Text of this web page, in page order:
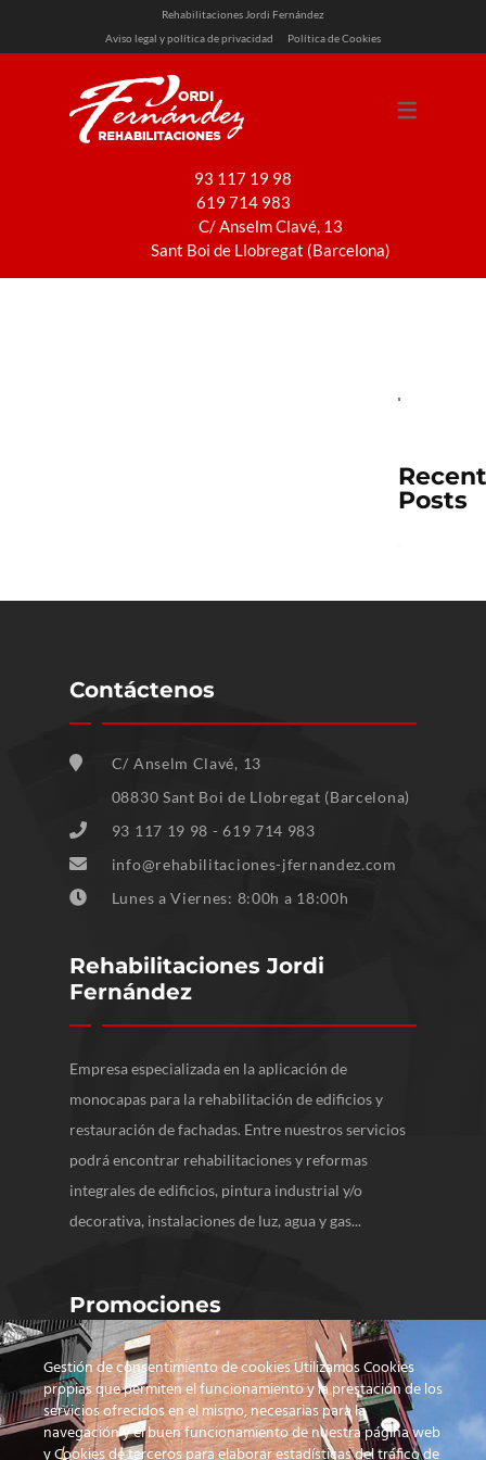
REHABILITACIÓN
Rehabilitaciones Jordi Fernández
Aviso legal y política de privacidad
Política de Cookies
93 117 19 98
619 714 983
C/ Anselm Clavé, 13
Sant Boi de Llobregat (Barcelona)
Recent
Posts
Contáctenos
C/ Anselm Clavé, 13
08830 Sant Boi de Llobregat (Barcelona)
93 117 19 98 - 619 714 983
info@rehabilitaciones-jfernandez.com
Lunes a Viernes: 8:00h a 18:00h
Rehabilitaciones Jordi
Fernández
Empresa especializada en la aplicación de
monocapas para la rehabilitación de edificios y
restauración de fachadas. Entre nuestros servicios
podrá encontrar rehabilitaciones y reformas
integrales de edificios, pintura industrial y/o
decorativa, instalaciones de luz, agua y gas...
Promociones
Gestión de consentimiento de cookies Utilizamos Cookies
propias que permiten el funcionamiento y la prestación de los
servicios ofrecidos en el mismo, necesarias para la
navegación y el buen funcionamiento de nuestra página web